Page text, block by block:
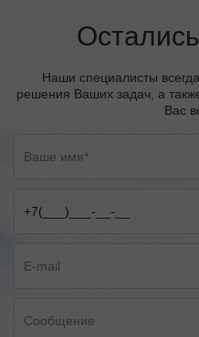
Наши специалисты
решения Ваших задач, а
Вас